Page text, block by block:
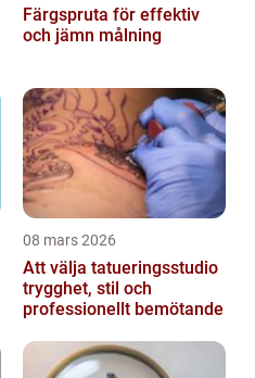
Färgspruta för effektiv
och jämn målning
08 mars 2026
Att välja tatueringsstudio
trygghet, stil och
professionellt bemötande